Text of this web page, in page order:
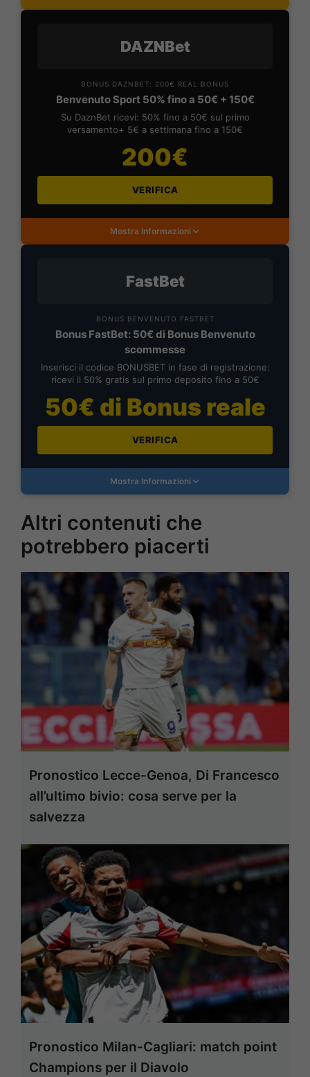
DAZNBet
BONUS DAZNBET: 200€ REAL BONUS
Benvenuto Sport 50% fino a 50€ + 150€
Su DaznBet ricevi: 50% fino a 50€ sul primo
versamento+ 5€ a settimana fino a 150€
200€
VERIFICA
Mostra Informazioni
FastBet
BONUS BENVENUTO FASTBET
Bonus FastBet: 50€ di Bonus Benvenuto
scommesse
Inserisci il codice BONUSBET in fase di registrazione:
ricevi il 50% gratis sul primo deposito fino a 50€
50€ di Bonus reale
VERIFICA
Mostra Informazioni
Altri contenuti che
potrebbero piacerti
Pronostico Lecce-Genoa, Di Francesco
all’ultimo bivio: cosa serve per la
salvezza
Pronostico Milan-Cagliari: match point
Champions per il Diavolo